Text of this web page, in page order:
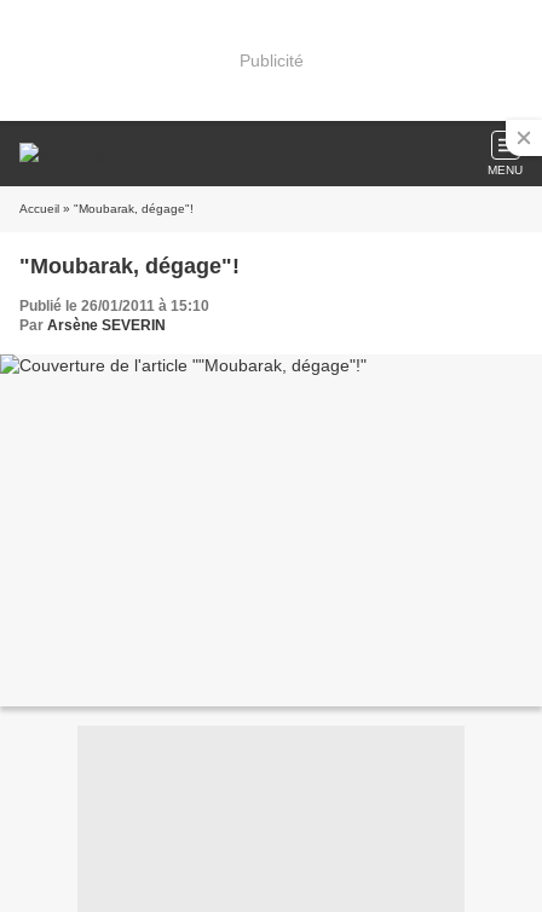
Publicité
MENU
Accueil » "Moubarak, dégage"!
"Moubarak, dégage"!
Publié le 26/01/2011 à 15:10
Par Arsène SEVERIN